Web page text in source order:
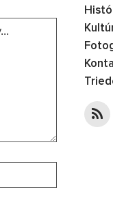
Text vašej správy...